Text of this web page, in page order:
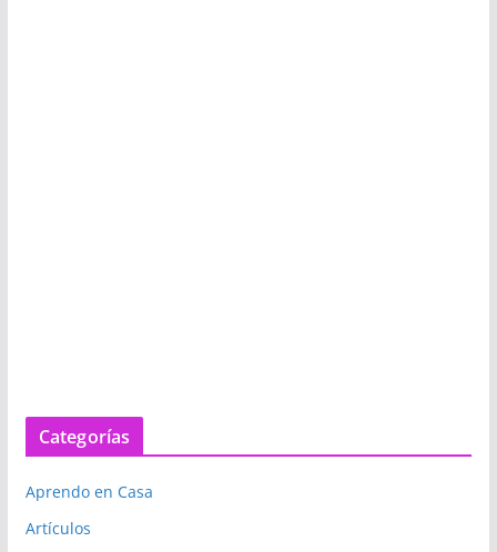
Categorías
Aprendo en Casa
Artículos